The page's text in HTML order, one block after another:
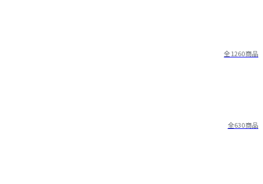
全1260商品
全630商品